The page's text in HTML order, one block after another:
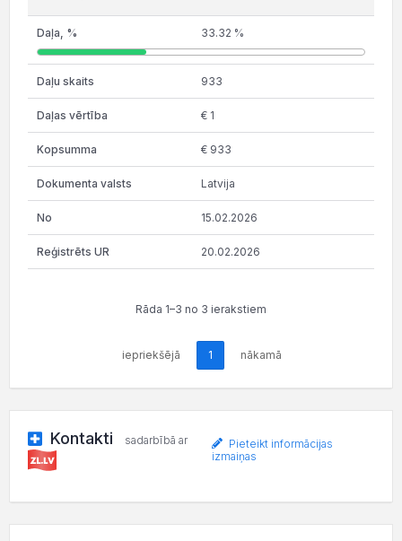
33.32 %
933
€ 1
€ 933
Latvija
15.02.2026
20.02.2026
Rāda 1–3 no 3 ierakstiem
iepriekšējā 1 nākamā
Kontakti sadarbībā ar
Pieteikt informācijas
izmaiņas